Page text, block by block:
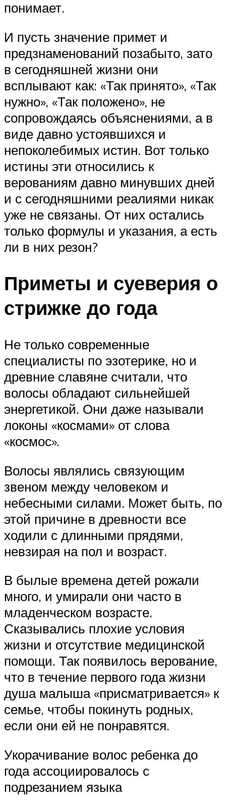
понимает.
И пусть значение примет и
предзнаменований позабыто, зато
в сегодняшней жизни они
всплывают как: «Так принято», «Так
нужно», «Так положено», не
сопровождаясь объяснениями, а в
виде давно устоявшихся и
непоколебимых истин. Вот только
истины эти относились к
верованиям давно минувших дней
и с сегодняшними реалиями никак
уже не связаны. От них остались
только формулы и указания, а есть
ли в них резон?
Приметы и суеверия о
стрижке до года
Не только современные
специалисты по эзотерике, но и
древние славяне считали, что
волосы обладают сильнейшей
энергетикой. Они даже называли
локоны «космами» от слова
«космос».
Волосы являлись связующим
звеном между человеком и
небесными силами. Может быть, по
этой причине в древности все
ходили с длинными прядями,
невзирая на пол и возраст.
В былые времена детей рожали
много, и умирали они часто в
младенческом возрасте.
Сказывались плохие условия
жизни и отсутствие медицинской
помощи. Так появилось верование,
что в течение первого года жизни
душа малыша «присматривается» к
семье, чтобы покинуть родных,
если они ей не понравятся.
Укорачивание волос ребенка до
года ассоциировалось с
подрезанием языка